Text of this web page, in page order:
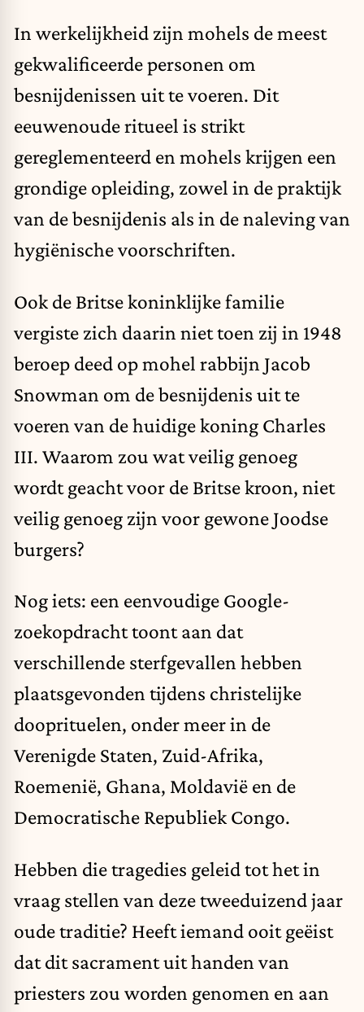
In werkelijkheid zijn mohels de meest
gekwalificeerde personen om
besnijdenissen uit te voeren. Dit
eeuwenoude ritueel is strikt
gereglementeerd en mohels krijgen een
grondige opleiding, zowel in de praktijk
van de besnijdenis als in de naleving van
hygiënische voorschriften.
Ook de Britse koninklijke familie
vergiste zich daarin niet toen zij in 1948
beroep deed op mohel rabbijn Jacob
Snowman om de besnijdenis uit te
voeren van de huidige koning Charles
III. Waarom zou wat veilig genoeg
wordt geacht voor de Britse kroon, niet
veilig genoeg zijn voor gewone Joodse
burgers?
Nog iets: een eenvoudige Google-
zoekopdracht toont aan dat
verschillende sterfgevallen hebben
plaatsgevonden tijdens christelijke
dooprituelen, onder meer in de
Verenigde Staten, Zuid-Afrika,
Roemenië, Ghana, Moldavië en de
Democratische Republiek Congo.
Hebben die tragedies geleid tot het in
vraag stellen van deze tweeduizend jaar
oude traditie? Heeft iemand ooit geëist
dat dit sacrament uit handen van
priesters zou worden genomen en aan